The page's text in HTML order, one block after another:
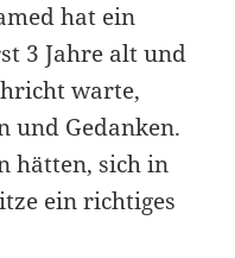
hat ein
3 Jahre alt und
warte,
und Gedanken.
hätten, sich in
ein richtiges